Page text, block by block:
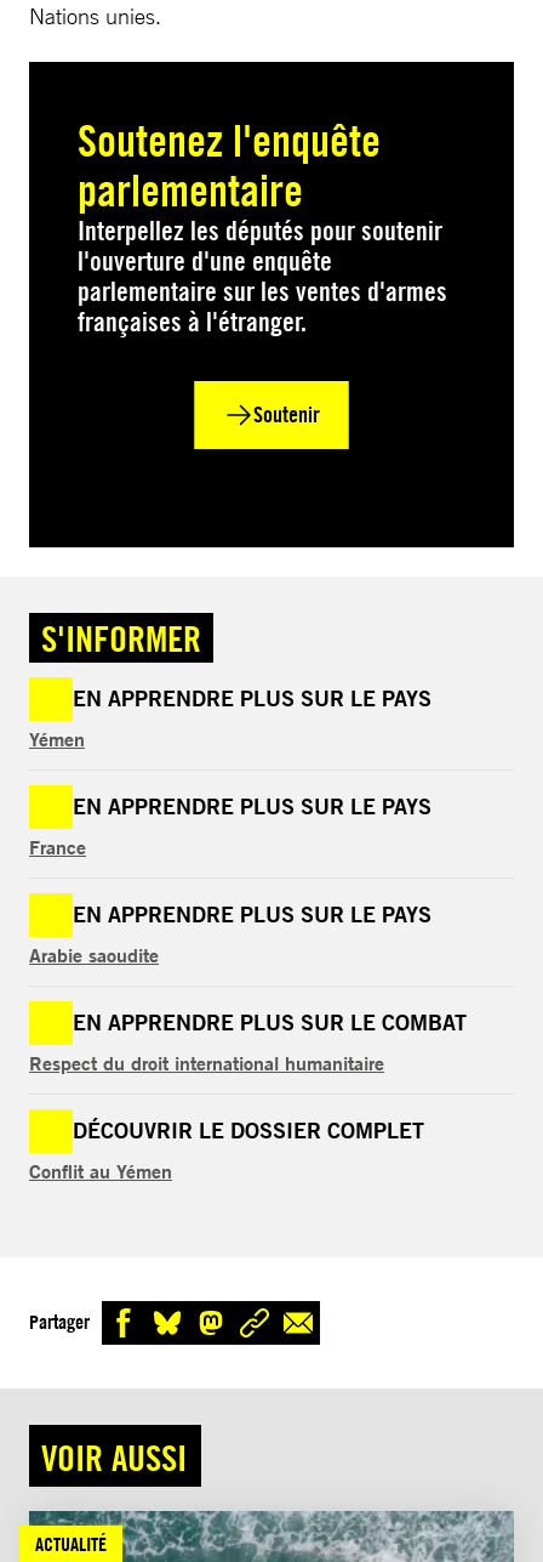
Nations unies.
Soutenez l'enquête
parlementaire
Interpellez les députés pour soutenir
l'ouverture d'une enquête
parlementaire sur les ventes d'armes
françaises à l'étranger.
Soutenir
S'INFORMER
EN APPRENDRE PLUS SUR LE PAYS
Yémen
EN APPRENDRE PLUS SUR LE PAYS
France
EN APPRENDRE PLUS SUR LE PAYS
Arabie saoudite
EN APPRENDRE PLUS SUR LE COMBAT
Respect du droit international humanitaire
DÉCOUVRIR LE DOSSIER COMPLET
Conflit au Yémen
Partager
VOIR AUSSI
ACTUALITÉ